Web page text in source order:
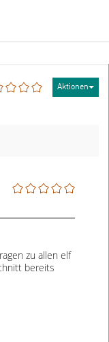
Aktionen
zu allen elf
bereits